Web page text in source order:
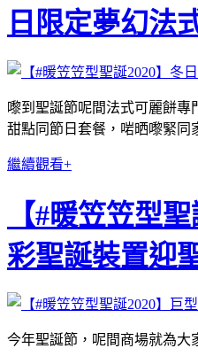
日限定夢幻法
嚟到聖誕節呢間法式可麗餅
甜點同節日套餐，啱晒嚟緊同
繼續觀看+
【#暖笠笠型
彩聖誕裝置迎
今年聖誕節，呢間商場就為大